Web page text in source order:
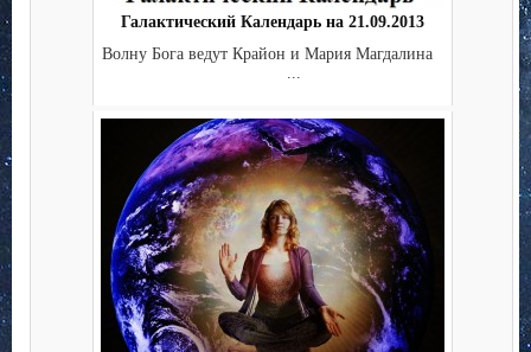
Галактический Календарь на 21.09.2013
Волну Бога ведут Крайон и Мария Магдалина